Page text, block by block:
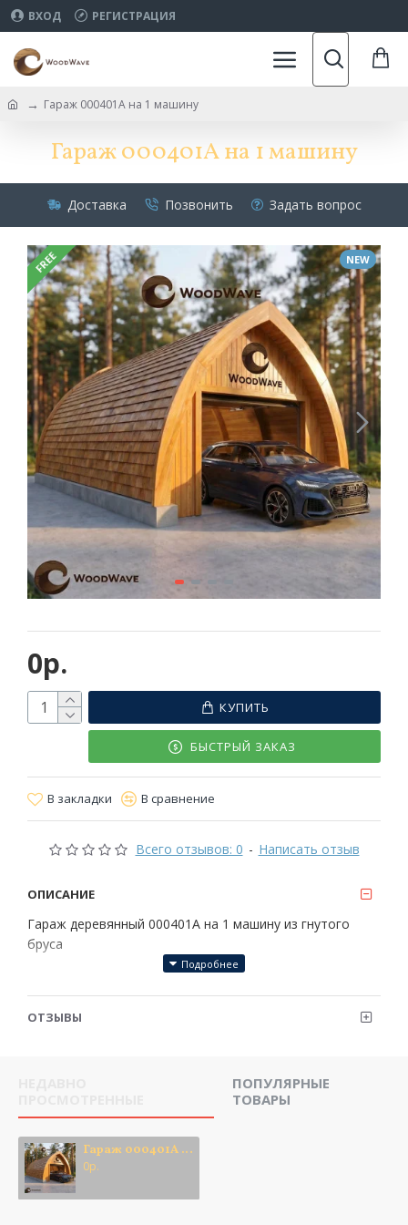
ВХОД РЕГИСТРАЦИЯ
Гараж 000401A на 1 машину
Гараж 000401A на 1 машину
Доставка Позвонить Задать вопрос
NEW
FREE
Всего отзывов: 0 - Написать отзыв
0р.
КУПИТЬ
БЫСТРЫЙ ЗАКАЗ
В закладки В сравнение
ОПИСАНИЕ
Гараж деревянный 000401A на 1 машину из гнутого
бруса
ОТЗЫВЫ
ПОПУЛЯРНЫЕ
ТОВАРЫ
Гараж 000401A на 1 машину
0р.